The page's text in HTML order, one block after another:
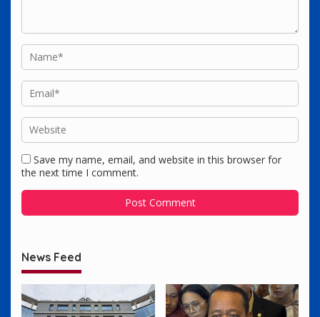
Save my name, email, and website in this browser for
the next time I comment.
News Feed